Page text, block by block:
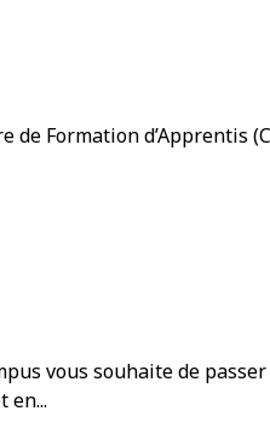
Formation d’Apprentis
vous souhaite de
en...